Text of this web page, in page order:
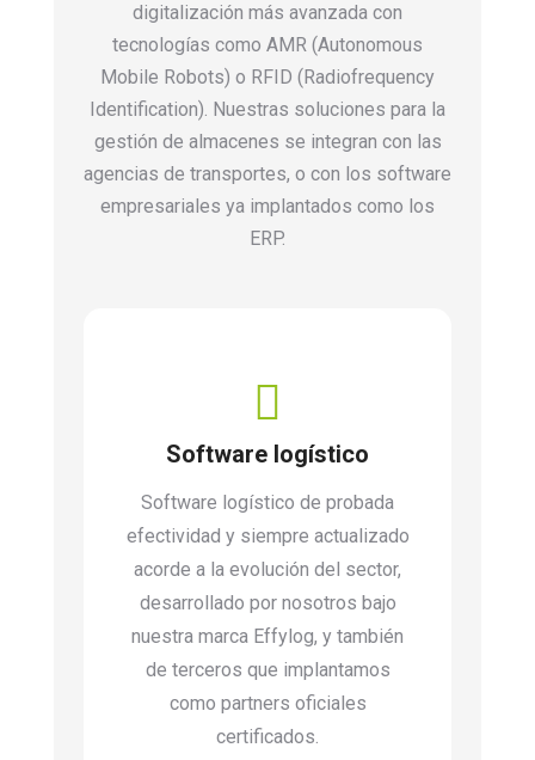
digitalización más avanzada con
tecnologías como AMR (Autonomous
Mobile Robots) o RFID (Radiofrequency
Identification). Nuestras soluciones para la
gestión de almacenes se integran con las
agencias de transportes, o con los software
empresariales ya implantados como los
ERP.
Software logístico
Software logístico de probada
efectividad y siempre actualizado
acorde a la evolución del sector,
desarrollado por nosotros bajo
nuestra marca Effylog, y también
de terceros que implantamos
como partners oficiales
certificados.